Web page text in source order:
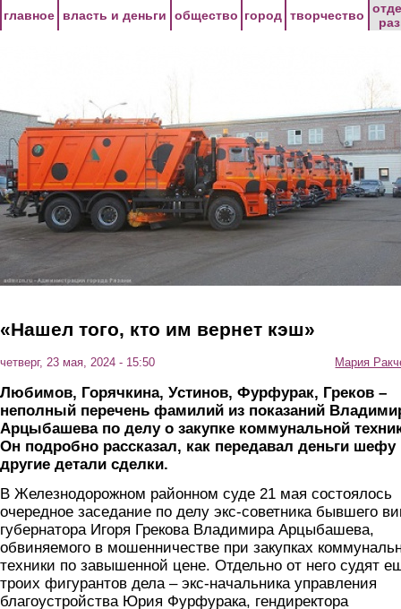
главное власть и деньги общество город творчество
«Нашел того, кто им вернет кэш»
четверг, 23 мая, 2024 - 15:50 Мария
Любимов, Горячкина, Устинов, Фурфурак, Греков –
неполный перечень фамилий из показаний
Арцыбашева по делу о закупке коммунальной
Он подробно рассказал, как передавал деньги шефу
другие детали сделки.
В Железнодорожном районном суде 21 мая состоялось
очередное заседание по делу экс-советника бывшего
губернатора Игоря Грекова Владимира Арцыбашева,
обвиняемого в мошенничестве при закупках
техники по завышенной цене. Отдельно от него судят
троих фигурантов дела – экс-начальника управления
благоустройства Юрия Фурфурака, гендиректора